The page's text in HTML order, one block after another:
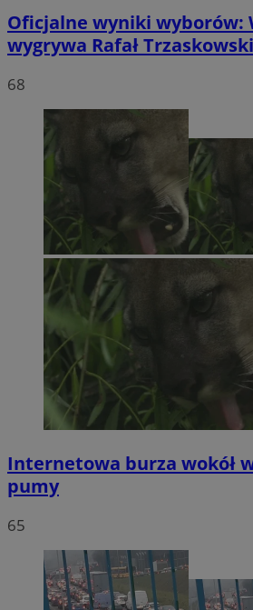
Oficjalne wyniki wyborów:
wygrywa Rafał
68
Internetowa burza wokół
pumy
65